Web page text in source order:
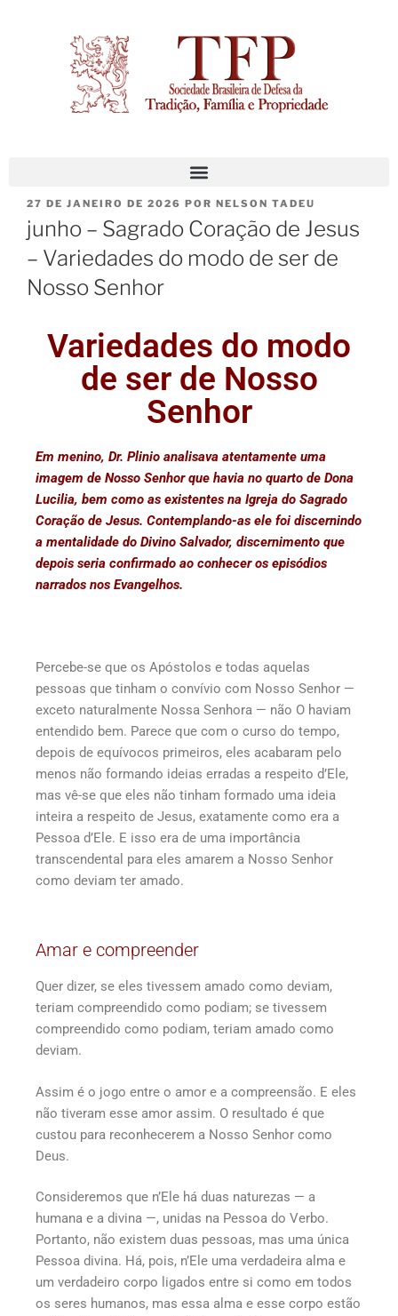
27 DE JANEIRO DE 2026 POR NELSON TADEU
junho – Sagrado Coração de Jesus
– Variedades do modo de ser de
Nosso Senhor
Variedades do modo
de ser de Nosso
Senhor
Em menino, Dr. Plinio analisava atentamente uma
imagem de Nosso Senhor que havia no quarto de Dona
Lucilia, bem como as existentes na Igreja do Sagrado
Coração de Jesus. Contemplando-as ele foi discernindo
a mentalidade do Divino Salvador, discernimento que
depois seria confirmado ao conhecer os episódios
narrados nos Evangelhos.
Percebe-se que os Apóstolos e todas aquelas
pessoas que tinham o convívio com Nosso Senhor —
exceto naturalmente Nossa Senhora — não O haviam
entendido bem. Parece que com o curso do tempo,
depois de equívocos primeiros, eles acabaram pelo
menos não formando ideias erradas a respeito d’Ele,
mas vê-se que eles não tinham formado uma ideia
inteira a respeito de Jesus, exatamente como era a
Pessoa d’Ele. E isso era de uma importância
transcendental para eles amarem a Nosso Senhor
como deviam ter amado.
Amar e compreender
Quer dizer, se eles tivessem amado como deviam,
teriam compreendido como podiam; se tivessem
compreendido como podiam, teriam amado como
deviam.
Assim é o jogo entre o amor e a compreensão. E eles
não tiveram esse amor assim. O resultado é que
custou para reconhecerem a Nosso Senhor como
Deus.
Consideremos que n’Ele há duas naturezas — a
humana e a divina —, unidas na Pessoa do Verbo.
Portanto, não existem duas pessoas, mas uma única
Pessoa divina. Há, pois, n’Ele uma verdadeira alma e
um verdadeiro corpo ligados entre si como em todos
os seres humanos, mas essa alma e esse corpo estão